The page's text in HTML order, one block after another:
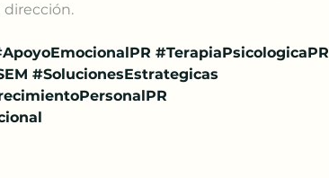
dirección.
#TerapiaPsicologicaPR
#SolucionesEstrategicas